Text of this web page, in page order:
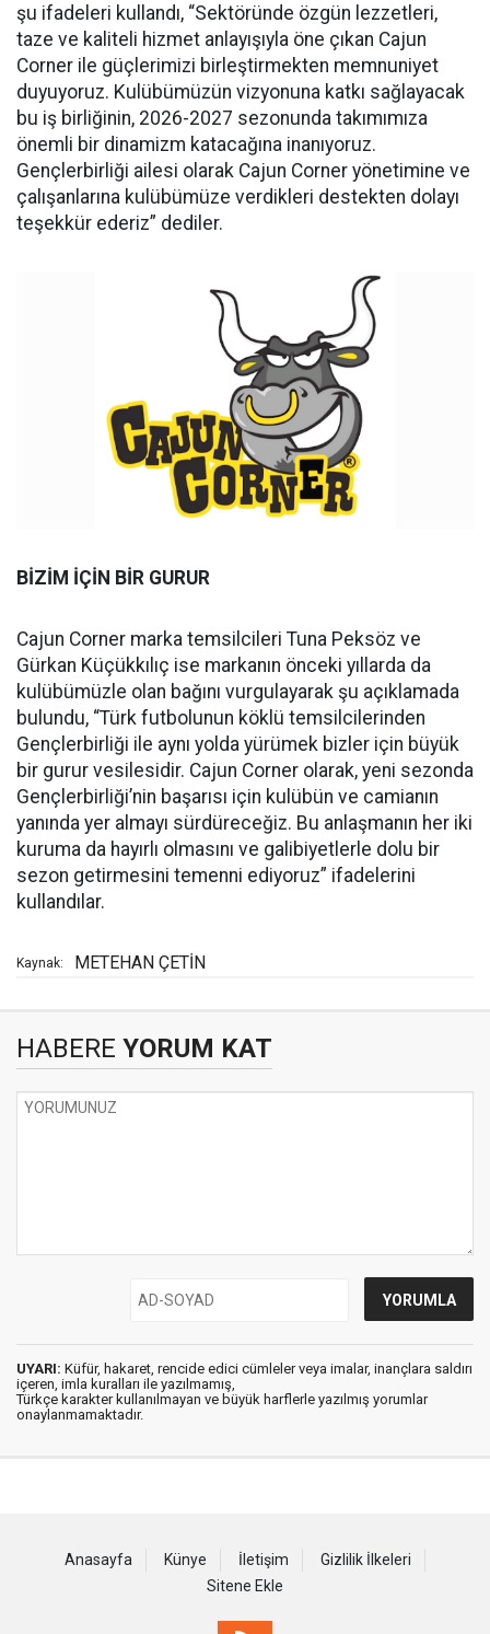
şu ifadeleri kullandı, “Sektöründe özgün lezzetleri,
taze ve kaliteli hizmet anlayışıyla öne çıkan Cajun
Corner ile güçlerimizi birleştirmekten memnuniyet
duyuyoruz. Kulübümüzün vizyonuna katkı sağlayacak
bu iş birliğinin, 2026-2027 sezonunda takımımıza
önemli bir dinamizm katacağına inanıyoruz.
Gençlerbirliği ailesi olarak Cajun Corner yönetimine ve
çalışanlarına kulübümüze verdikleri destekten dolayı
teşekkür ederiz” dediler.
BİZİM İÇİN BİR GURUR
Cajun Corner marka temsilcileri Tuna Peksöz ve
Gürkan Küçükkılıç ise markanın önceki yıllarda da
kulübümüzle olan bağını vurgulayarak şu açıklamada
bulundu, “Türk futbolunun köklü temsilcilerinden
Gençlerbirliği ile aynı yolda yürümek bizler için büyük
bir gurur vesilesidir. Cajun Corner olarak, yeni sezonda
Gençlerbirliği’nin başarısı için kulübün ve camianın
yanında yer almayı sürdüreceğiz. Bu anlaşmanın her iki
kuruma da hayırlı olmasını ve galibiyetlerle dolu bir
sezon getirmesini temenni ediyoruz” ifadelerini
kullandılar.
Kaynak: METEHAN ÇETİN
HABERE YORUM KAT
UYARI: Küfür, hakaret, rencide edici cümleler veya imalar, inançlara saldırı
içeren, imla kuralları ile yazılmamış,
Türkçe karakter kullanılmayan ve büyük harflerle yazılmış yorumlar
onaylanmamaktadır.
Anasayfa Künye İletişim
Gizlilik İlkeleri
Sitene Ekle